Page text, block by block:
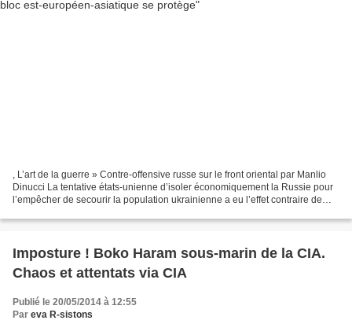
, L’art de la guerre » Contre-offensive russe sur le front oriental par Manlio
Dinucci La tentative états-unienne d’isoler économiquement la Russie pour
l’empêcher de secourir la population ukrainienne a eu l’effet contraire de
Imposture ! Boko Haram sous-marin de la CIA.
Chaos et attentats via CIA
Publié le 20/05/2014 à 12:55
Par eva R-sistons